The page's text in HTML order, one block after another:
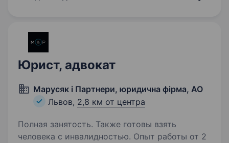
Юрист, адвокат
Марусяк і Партнери, юридична фірма, АО
Львов, 2,8 км от центра
Полная занятость. Также готовы взять
человека с инвалидностью. Опыт работы от 2